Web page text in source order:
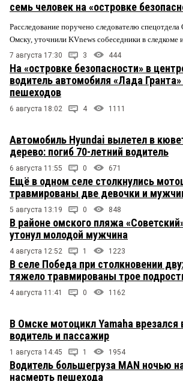
семь человек на «островке
Расследование поручено следователю
Омску, уточнили KVnews собеседники в следкоме
7 августа 17:30 3 444
На «островке безопасности» в
водитель автомобиля «Лада
пешеходов
6 августа 18:02 4 1111
Автомобиль Hyundai вылетел в
дерево: погиб 70-летний водитель
6 августа 11:55 0 671
Ещё в одном селе столкнулись
травмированы две девочки и
5 августа 13:19 0 848
В районе омского пляжа
утонул молодой мужчина
4 августа 12:52 1 1223
В селе Победа при столкновении
тяжело травмированы трое
4 августа 11:41 0 1162
В Омске мотоцикл Yamaha врезался
водитель и пассажир
1 августа 14:45 1 1954
Водитель большегруза MAN ночью
насмерть пешехода